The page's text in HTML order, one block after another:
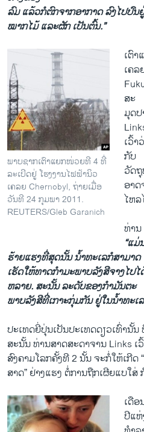
ລົມ ແລ້ວກໍ​ຕົກ​ຈາກອາກາດ ລົງ​ໄປປົນ​
ໝາກ​ໄມ້ ​ແລະ​ຜັກ ​ເປັນ​ຕົ້ນ.”
ພາບຊາກເຕົາແຍກໜ່ວຍທີ 4 ທີ່
ລະເບີດຢູ່ ໂຮງງານໄຟຟ້ານິວ
ເຄລຍ Chernobyl, ຖ່າຍເມື່ອ
ວັນທີ 24 ກຸມພາ 2011.
REUTERS/Gleb Garanich
ເຕົ
ເຄລ
ສະ
ມຸດ​
ເວົ້
ກັບ
ວັດ
ອາ
ໄຫ
ທ່ານ​
“ແ
ຮ້າຍ​ແຮງ​ທີ່​ສຸດນັ້ນ ນໍ້າ​ທະ​ເລ​ກໍ​ສາມາດ
ເຮັດ​ໃຫ້​ທາດກໍາມະ​ພາບລັງສີຈາງ​ໄປ​ໄ
ຫລາຍ​. ສະນັ້ນ ລະດັບຂອງກໍາມັນ​ຕະ
ພາບ​ລັງສີ​ທີ່ເກາະກຸ່ມ​ກັນ​ ຢູ່​ໃນ​ນໍ້າ​ທະ​ເ
ປະ​ເທດ​ຍີ່ປຸ່ນ​ເປັນ​ປະ​ເທດ​ດຽວເທົ່ານັ້
ສະນັ້ນ ທ່ານ​ສາດສະດາຈານ Links
ສົງຄາມ​ໂລກ​ຄັ້ງທີ 2 ນັ້ນ ຈະ​ກໍ່ໃຫ້ເກີ
ສາດ” ຢ່າງແຮງ ຕໍ່ການ​ຖືກ​ເຜີຍ​ແບ​ໃສ່
ເດື
ປີແ